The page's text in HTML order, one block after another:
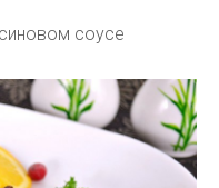
соусе